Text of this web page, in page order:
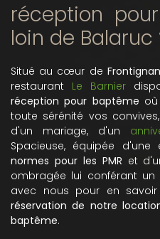
réception
loin de Balaruc
Situé au cœur de
restaurant Le Barnier
réception pour baptême
toute sérénité vos
d'un mariage, d'un
Spacieuse, équipée
normes pour les PMR et
ombragée lui conférant
avec nous pour en
réservation de notre
baptême.